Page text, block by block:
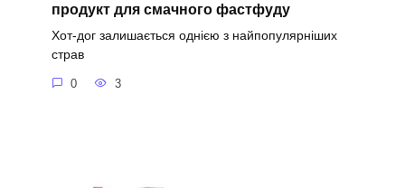
продукт для смачного фастфуду
Хот-дог залишається однією з найпопулярніших
страв
0 3